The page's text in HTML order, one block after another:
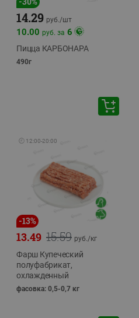
14.29 руб./шт
10.00 руб. за 6
Пицца КАРБОНАРА
490г
🕘 12:00-20:00
-13%
15.59
13.49 руб./кг
Фарш Купеческий
полуфабрикат,
охлажденный
фасовка: 0,5-0,7 кг